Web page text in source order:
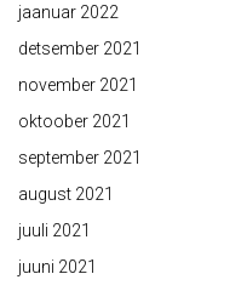
jaanuar 2022
detsember 2021
november 2021
oktoober 2021
september 2021
august 2021
juuli 2021
juuni 2021